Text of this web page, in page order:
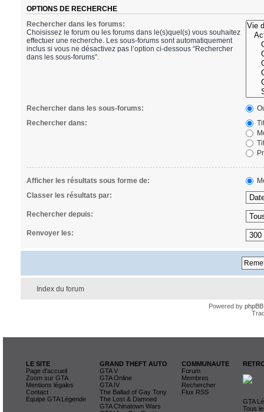
OPTIONS DE RECHERCHE
Rechercher dans les forums:
Choisissez le forum ou les forums dans le(s)quel(s) vous souhaitez
effectuer une recherche. Les sous-forums sont automatiquement
inclus si vous ne désactivez pas l’option ci-dessous “Rechercher
dans les sous-forums”.
Rechercher dans les sous-forums:
Rechercher dans:
Afficher les résultats sous forme de:
Classer les résultats par:
Rechercher depuis:
Renvoyer les:
Index du forum
Powered by phpBB
LE SITE
Page d'accueil
Zoom sur GTA
Mentions légales
Contact
Equipe GTA Légende
GRAND THEFT AUTO
GTA V
GTA Online
GTA IV
The Ballad of Gay Tony
The Lost & Damned
GTA Chinatown Wars
COMMUNAUTE
Forum
Membres
Rechercher
Flux RSS
GTA
Tous